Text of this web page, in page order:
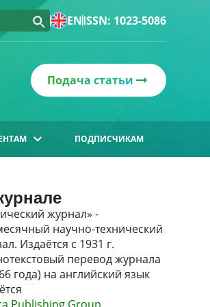
ENISSN: 1023-5086
Подача статьи
ПОДПИСЧИКАМ
журнал» -
научно-технический
Издаётся с 1931 г.
перевод журнала
года) на английский язык